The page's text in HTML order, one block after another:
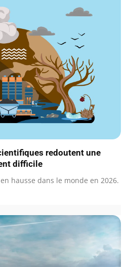
redoutent une
difficile
hausse dans le monde en 2026.